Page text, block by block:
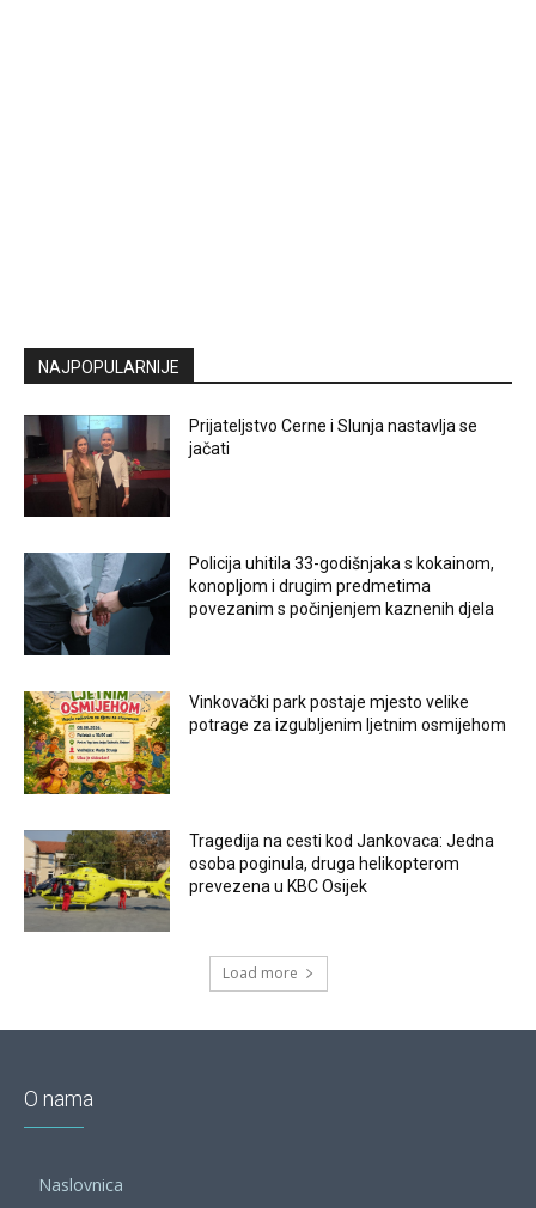
NAJPOPULARNIJE
Prijateljstvo Cerne i Slunja nastavlja se
jačati
Policija uhitila 33-godišnjaka s kokainom,
konopljom i drugim predmetima
povezanim s počinjenjem kaznenih djela
Vinkovački park postaje mjesto velike
potrage za izgubljenim ljetnim osmijehom
Tragedija na cesti kod Jankovaca: Jedna
osoba poginula, druga helikopterom
prevezena u KBC Osijek
Load more
O nama
Naslovnica